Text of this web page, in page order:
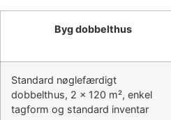
Byg dobbelthus
Standard nøglefærdigt
dobbelthus, 2 x 120 m², enkel
tagform og standard inventar